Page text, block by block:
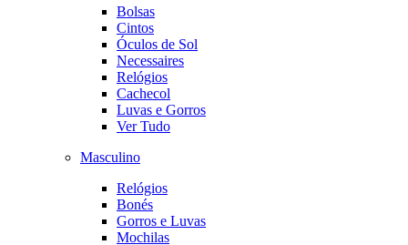
Bolsas
Cintos
Óculos de Sol
Necessaires
Relógios
Cachecol
Luvas e Gorros
Ver Tudo
Masculino
Relógios
Bonés
Gorros e Luvas
Mochilas